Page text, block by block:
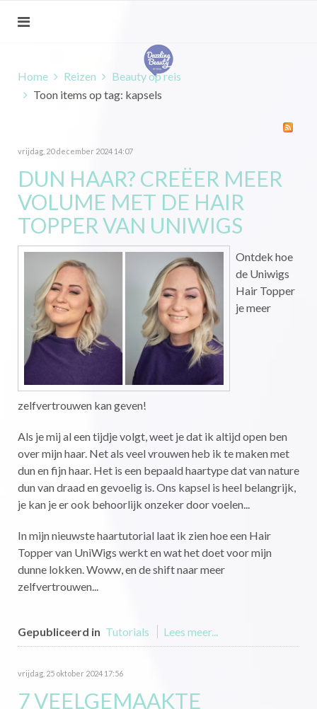
Home Reizen
Beauty op reis
Toon items op tag: kapsels
vrijdag, 20 december 2024 14:07
DUN HAAR? CREËER MEER
VOLUME MET DE HAIR
TOPPER VAN UNIWIGS
Ontdek hoe
de Uniwigs
Hair Topper
je meer
zelfvertrouwen kan geven!
Als je mij al een tijdje volgt, weet je dat ik altijd open ben
over mijn haar. Net als veel vrouwen heb ik te maken met
dun en fijn haar. Het is een bepaald haartype dat van nature
dun van draad en gevoelig is. Ons kapsel is heel belangrijk,
je kan je er ook behoorlijk onzeker door voelen...
In mijn nieuwste haartutorial laat ik zien hoe een Hair
Topper van UniWigs werkt en wat het doet voor mijn
dunne lokken. Woww, en de shift naar meer
zelfvertrouwen...
Gepubliceerd in Tutorials Lees meer...
vrijdag, 25 oktober 2024 17:56
7 VEELGEMAAKTE